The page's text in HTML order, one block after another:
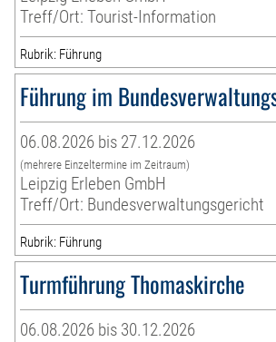
Treff/Ort: Tourist-Information
Rubrik: Führung
Führung im
06.08.2026 bis 27.12.2026
(mehrere Einzeltermine im Zeitraum)
Leipzig Erleben GmbH
Treff/Ort: Bundesverwaltungsgericht
Rubrik: Führung
Turmführung Thomaskirche
06.08.2026 bis 30.12.2026